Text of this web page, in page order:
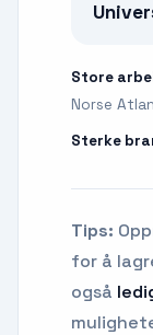
Store
Norse
Sterke
Tips:
for å
også